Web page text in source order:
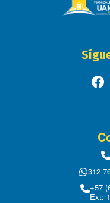
312
+57
Ext: